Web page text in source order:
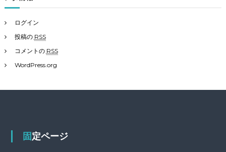
ログイン
投稿の RSS
コメントの RSS
WordPress.org
固定ページ